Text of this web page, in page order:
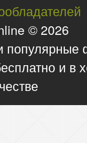
© 2026
и в